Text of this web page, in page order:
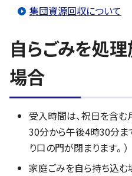
集団資源回収について
自らごみを処
場合
受入時間は、祝日を含
30分から午後4時30分ま
り口の門が閉まります。）
家庭ごみを自ら持ち込む